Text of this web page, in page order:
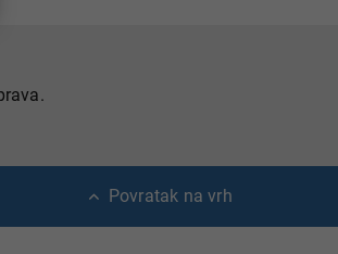
Povratak na vrh